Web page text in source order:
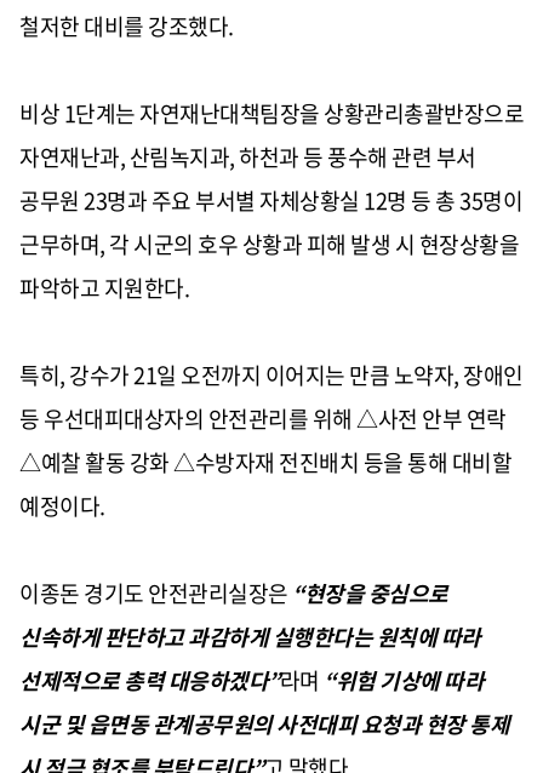
철저한 대비를 강조했다.
비상1단계는 자연재난대책팀장을 상황관리총괄반장으로
자연재난과,산림녹지과,하천과 등 풍수해 관련 부서
공무원23명과 주요 부서별 자체상황실 12명 등 총35명이
근무하며,각 시군의 호우 상황과 피해 발생 시 현장상황을
파악하고 지원한다.
특히,강수가21일 오전까지 이어지는 만큼 노약자,장애인
등 우선대피대상자의 안전관리를 위해△사전 안부 연락
△예찰 활동 강화△수방자재 전진배치 등을 통해 대비할
예정이다.
이종돈 경기도 안전관리실장은 “현장을 중심으로
신속하게 판단하고 과감하게 실행한다는 원칙에 따라
선제적으로 총력 대응하겠다”라며 “위험 기상에 따라
시군 및 읍면동 관계공무원의 사전대피 요청과 현장 통제